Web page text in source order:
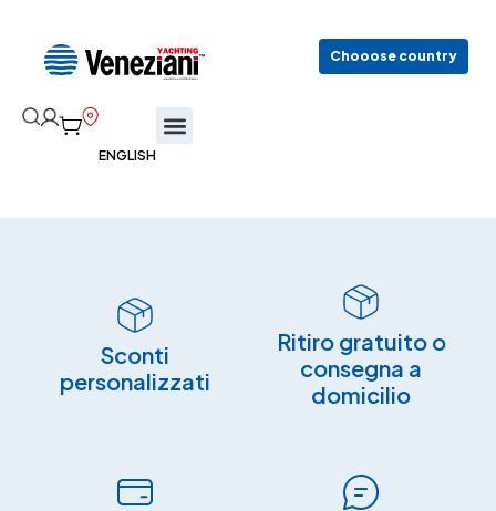
Chooose country
Sconti
personalizzati
Ritiro gratuito o
consegna a
domicilio